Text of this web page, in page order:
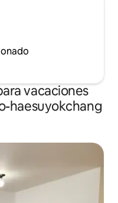
vacaciones
haesuyokchang